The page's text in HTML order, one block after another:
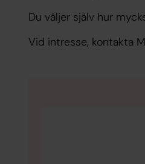
Du väljer själv hur
Vid intresse, kontakta